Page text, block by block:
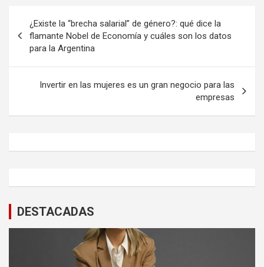
de
entradas
¿Existe la “brecha salarial” de género?: qué dice la
flamante Nobel de Economía y cuáles son los datos
para la Argentina
Invertir en las mujeres es un gran negocio para las
empresas
DESTACADAS